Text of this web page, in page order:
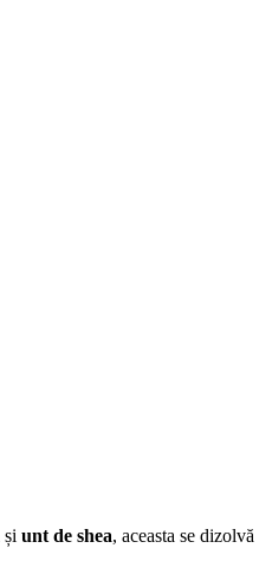
și unt de shea, aceasta se dizolvă